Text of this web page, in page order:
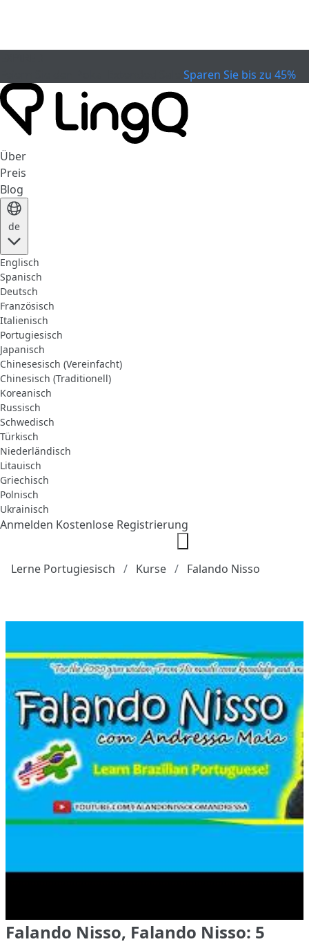
Sparen Sie bis zu 45%
Über
Preis
Blog
de
Englisch
Spanisch
Deutsch
Französisch
Italienisch
Portugiesisch
Japanisch
Chinesesisch (Vereinfacht)
Chinesisch (Traditionell)
Koreanisch
Russisch
Schwedisch
Türkisch
Niederländisch
Litauisch
Griechisch
Polnisch
Ukrainisch
Anmelden Kostenlose Registrierung
Lerne Portugiesisch Kurse Falando Nisso
Falando Nisso, Falando Nisso: 5